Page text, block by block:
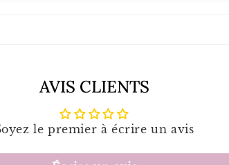
AVIS CLIENTS
le premier à écrire un avis